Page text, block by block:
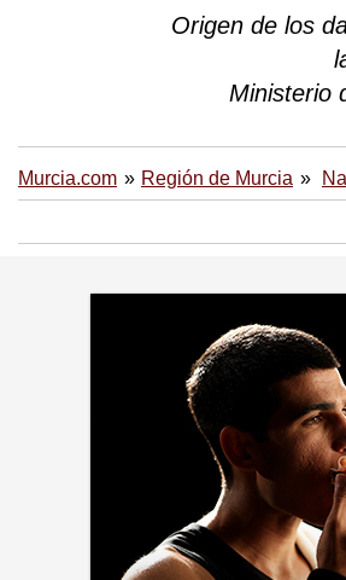
Origen de los
Ministerio
Murcia.com Región de Murcia